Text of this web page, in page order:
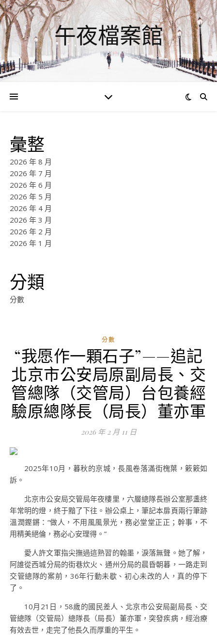
午夜檔案館
彙整
2026 年 8 月
2026 年 7 月
2026 年 6 月
2026 年 5 月
2026 年 4 月
2026 年 3 月
2026 年 2 月
2026 年 1 月
分類
分數
分數
“我愿作一顆石子”——追記
北京市公安局原副局長、交
管總隊（交管局）台包養經
驗原總隊長（局長）董亦軍
2026 年 2 月 11 日
2025年10月，暮秋的京城，長風卷落滿街槐葉，簌簌如
訴。
北京市公安局交管局年夜樓里，六層總隊長辦公室那盞終
年常明的燈，終于黯了下往。辦公桌上，筆記本扉頁兩行筆跡
溫潤鏗鏘：“做人，不用風風景光，務必堂堂正正；幹事，不
用精美絕倫，務必心安理得。”
愛人許文軍指尖撫過這熟習的翰墨，淚落無聲。她了解，
阿誰從西城分局的街巷炊火、通州分局的晨昏朝暮，一路走到
交管總隊的案前，36年行動未歇、初心未改的人，真的停下
了。
10月21日，58歲的國民差人、北京市公安局副局長、交
管總隊（交管局）總隊長（局長）董亦軍，突發疾病，經治療
有效去世，走完了他長久而厚重的平生。